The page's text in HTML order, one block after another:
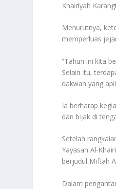
Khairiyah
Menurutnya,
memperluas
“Tahun ini kita
Selain itu,
dakwah yang
Ia berharap
dan bijak di
Setelah
Yayasan Al-
berjudul Miftah
Dalam